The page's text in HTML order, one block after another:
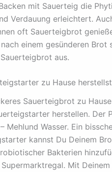
mit Sauerteig die
Verdauung erleichtert.
oft Sauerteigbrot
einem gesünderen Brot
aus.
zu Hause herstellst
Sauerteigbrot zu
herstellen. Der
Wasser. Ein
kannst Du Deinem
Bakterien
Mit